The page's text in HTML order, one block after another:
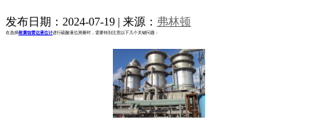
发布日期：2024-07-19 | 来源： 弗林顿
在选择耐腐蚀雷达液位计进行硫酸液位测量时，需要特别注意以下几个关键问题：